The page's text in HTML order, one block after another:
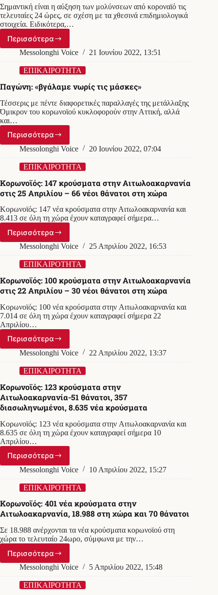
94
διασωληνωμένοι
Σημαντική είναι η αύξηση των μολύνσεων από κοροναϊό τις
τελευταίες 24 ώρες, σε σχέση με τα χθεσινά επιδημιολογικά
στοιχεία. Ειδικότερα,…
Περισσότερα
Κοροναϊός:
12.537
14
και
διασωληνωμένοι
Messolonghi Voice 21 Ιουνίου 2022, 13:51
ΕΠΙΚΑΙΡΟΤΗΤΑ
Παγώνη: «βγάλαμε νωρίς τις μάσκες»
Τέσσερις με πέντε διαφορετικές παραλλαγές της μετάλλαξης
Όμικρον του κορωνοϊού κυκλοφορούν στην Αττική, αλλά
και…
Περισσότερα
Παγώνη:
«βγάλαμε
τις
Messolonghi Voice 20 Ιουνίου 2022, 07:04
ΕΠΙΚΑΙΡΟΤΗΤΑ
Κορωνοϊός: 147 κρούσματα στην Αιτωλοακαρνανία
στις 25 Απριλίου – 66 νέοι θάνατοι στη χώρα
Κορωνοϊός: 147 νέα κρούσματα στην Αιτωλοακαρνανία και
8.413 σε όλη τη χώρα έχουν καταγραφεί σήμερα…
Περισσότερα
Κορωνοϊός:
147
στην
στις
25
–
66
νέοι
θάνατοι
στη
χώρα
Messolonghi Voice 25 Απριλίου 2022, 16:53
ΕΠΙΚΑΙΡΟΤΗΤΑ
Κορωνοϊός: 100 κρούσματα στην Αιτωλοακαρνανία
στις 22 Απριλίου – 30 νέοι θάνατοι στη χώρα
Κορωνοϊός: 100 νέα κρούσματα στην Αιτωλοακαρνανία και
7.014 σε όλη τη χώρα έχουν καταγραφεί σήμερα 22
Απριλίου…
Περισσότερα
Κορωνοϊός:
100
στην
στις
22
Απριλίου
30
νέοι
θάνατοι
στη
Messolonghi Voice 22 Απριλίου 2022, 13:37
ΕΠΙΚΑΙΡΟΤΗΤΑ
Κορωνοϊός: 123 κρούσματα στην
Αιτωλοακαρνανία-51 θάνατοι, 357
διασωληνωμένοι, 8.635 νέα κρούσματα
Κορωνοϊός: 123 νέα κρούσματα στην Αιτωλοακαρνανία και
8.635 σε όλη τη χώρα έχουν καταγραφεί σήμερα 10
Απριλίου…
Περισσότερα
Κορωνοϊός:
123
στην
θάνατοι,
357
8.635
νέα
κρούσματα
Messolonghi Voice 10 Απριλίου 2022, 15:27
ΕΠΙΚΑΙΡΟΤΗΤΑ
Κορωνοϊός: 401 νέα κρούσματα στην
Αιτωλοακαρνανία, 18.988 στη χώρα και 70 θάνατοι
Σε 18.988 ανέρχονται τα νέα κρούσματα κορωνοϊού στη
χώρα το τελευταίο 24ωρο, σύμφωνα με την…
Περισσότερα
Κορωνοϊός:
401
κρούσματα
Messolonghi Voice 5 Απριλίου 2022, 15:48
ΕΠΙΚΑΙΡΟΤΗΤΑ